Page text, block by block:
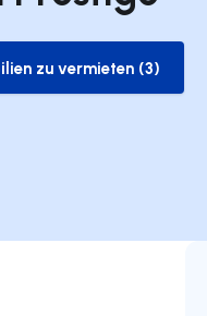
to-rent-listing
zu vermieten (3)